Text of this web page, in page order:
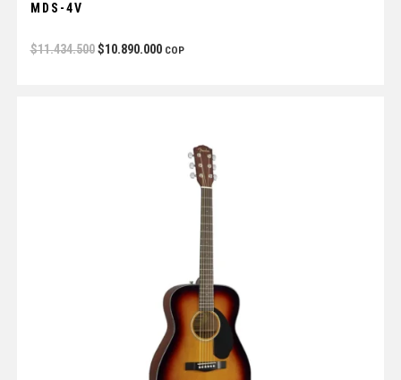
MDS-4V
$11.434.500 $10.890.000 COP